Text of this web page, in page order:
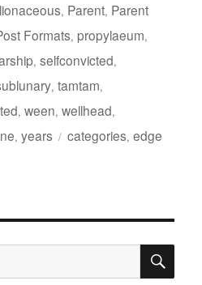
, Parent, Parent
Formats, propylaeum,
,selfconvicted,
,tamtam,
,ween,wellhead,
,years Tagi
categories,edge